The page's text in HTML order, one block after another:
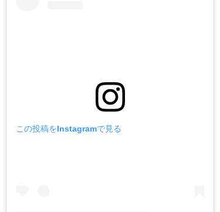
この投稿をInstagramで見る